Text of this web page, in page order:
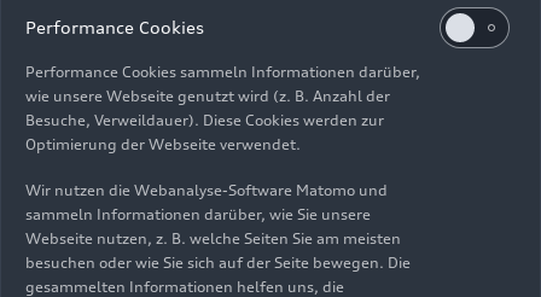
Audi A3 Sportback TFSI e
Bilder(18) Videos(2)
Performance Cookies
Performance Cookies sammeln Informationen darüber,
wie unsere Webseite genutzt wird (z. B. Anzahl der
Besuche, Verweildauer). Diese Cookies werden zur
Optimierung der Webseite verwendet.
Wir nutzen die Webanalyse-Software Matomo und
sammeln Informationen darüber, wie Sie unsere
Webseite nutzen, z. B. welche Seiten Sie am meisten
besuchen oder wie Sie sich auf der Seite bewegen. Die
gesammelten Informationen helfen uns, die